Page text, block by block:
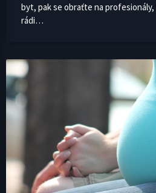
byt, pak se obraťte na
rádi…